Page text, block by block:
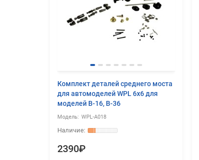
Комплект деталей среднего моста
для автомоделей WPL 6x6 для
моделей B-16, B-36
WPL-A018
2390₽